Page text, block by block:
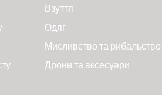
Взуття
Одяг
Мисливство та рибальство
Дрони та аксесуари